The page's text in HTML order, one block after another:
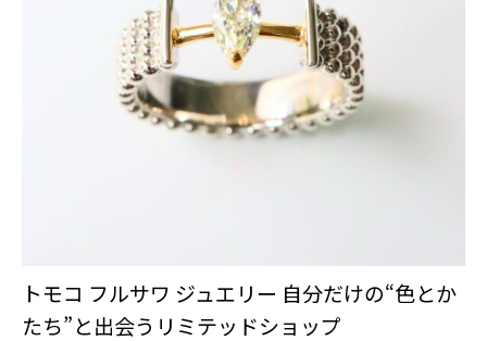
トモコ フルサワ ジュエリー 自分だけの“色とか
たち”と出会うリミテッドショップ